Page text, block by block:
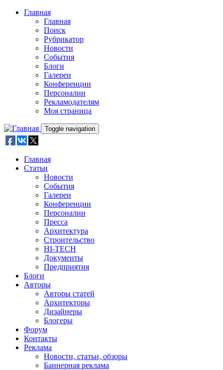
Skip to main content
Главная
Главная
Поиск
Рубрикатор
Новости
События
Блоги
Галереи
Конференции
Персоналии
Рекламодателям
Моя страница
Toggle navigation
Главная
Статьи
Новости
События
Галереи
Конференции
Персоналии
Пресса
Архитектура
Строительство
HI-TECH
Документы
Предприятия
Блоги
Авторы
Авторы статей
Архитекторы
Дизайнеры
Блогеры
Форум
Контакты
Реклама
Новости, статьи, обзоры
Баннерная реклама